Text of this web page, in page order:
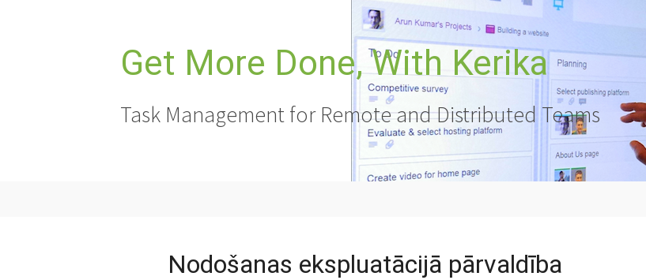
Get More Done, With Kerika
Task Management for Remote and Distributed Teams
Nodošanas ekspluatācijā pārvaldība